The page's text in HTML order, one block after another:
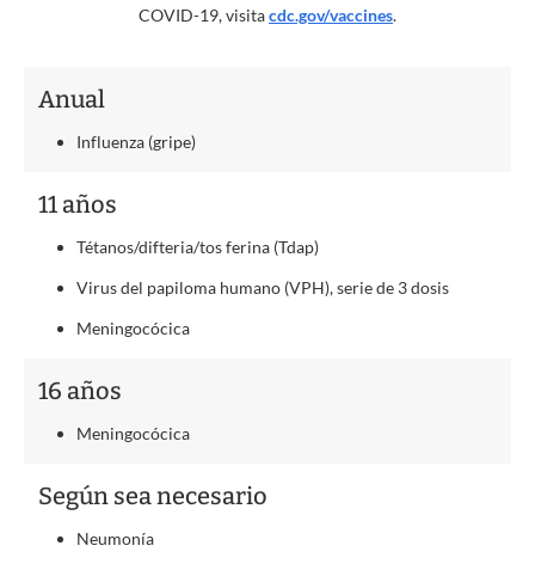
COVID-19, visitacdc.gov/vaccines.
Anual
Influenza (gripe)
11 años
Tétanos/difteria/tos ferina (Tdap)
Virus del papiloma humano (VPH), serie de 3 dosis
Meningocócica
16 años
Meningocócica
Según sea necesario
Neumonía